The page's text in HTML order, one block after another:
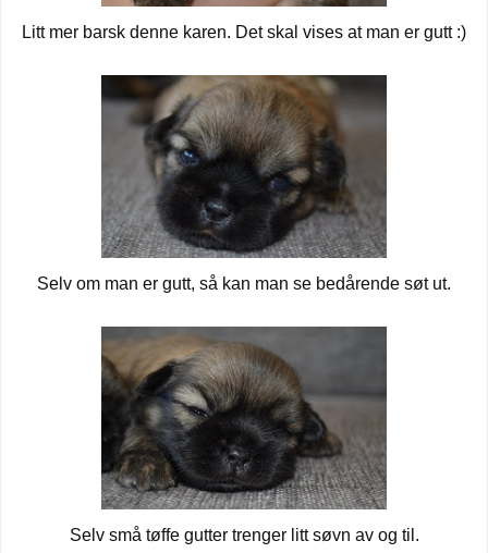
Litt mer barsk denne karen. Det skal vises at man er gutt :)
Selv om man er gutt, så kan man se bedårende søt ut.
Selv små tøffe gutter trenger litt søvn av og til.